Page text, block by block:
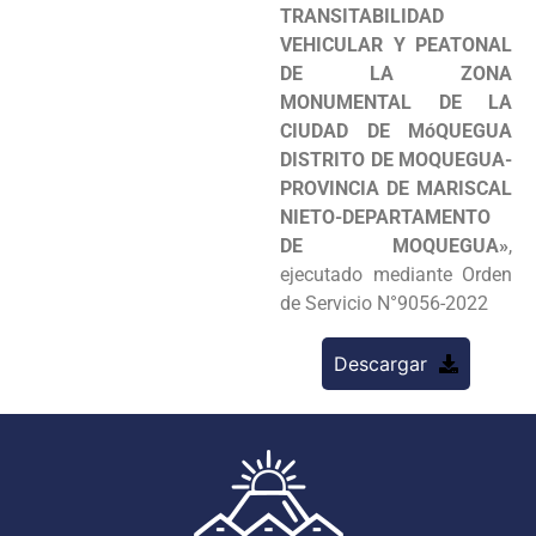
TRANSITABILIDAD
VEHICULAR Y PEATONAL
DE LA ZONA
MONUMENTAL DE LA
CIUDAD DE MóQUEGUA
DISTRITO DE MOQUEGUA-
PROVINCIA DE MARISCAL
NIETO-DEPARTAMENTO
DE MOQUEGUA»,
ejecutado mediante Orden
de Servicio N°9056-2022
Descargar